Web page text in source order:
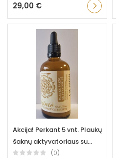
29,00 €
Akcija! Perkant 5 vnt. Plaukų
šaknų aktyvatoriaus su...
(0)